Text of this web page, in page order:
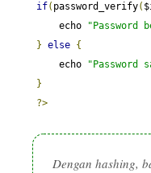
if( password_verify(
    echo
"Password
} else {
    echo
"Password
}
?>
Dengan hashing,